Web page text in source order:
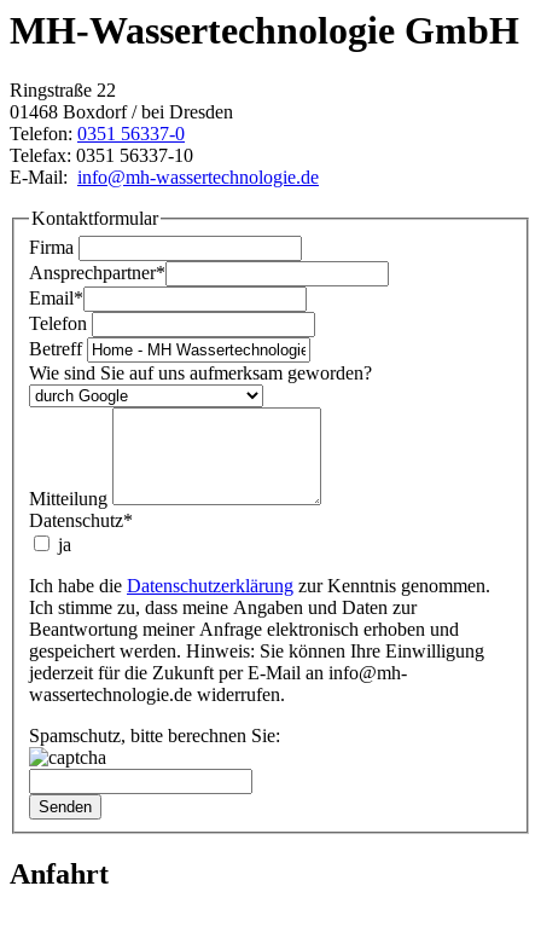
MH-Wassertechnologie GmbH
Ringstraße 22
01468 Boxdorf / bei Dresden
Telefon: 0351 56337-0
Telefax: 0351 56337-10
E-Mail: info@mh-wassertechnologie.de
Kontaktformular
Firma
Ansprechpartner*
Email*
Telefon
Betreff
Wie sind Sie auf uns aufmerksam geworden?
Mitteilung
Datenschutz*
ja
Ich habe die Datenschutzerklärung zur Kenntnis genommen.
Ich stimme zu, dass meine Angaben und Daten zur
Beantwortung meiner Anfrage elektronisch erhoben und
gespeichert werden. Hinweis: Sie können Ihre Einwilligung
jederzeit für die Zukunft per E-Mail an info@mh-
wassertechnologie.de widerrufen.
Spamschutz, bitte berechnen Sie:
Anfahrt